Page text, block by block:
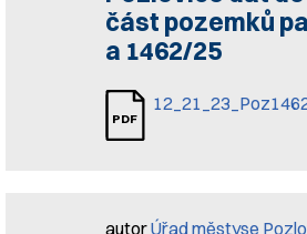
část pozemků
a 1462/25
autorÚřad městyse